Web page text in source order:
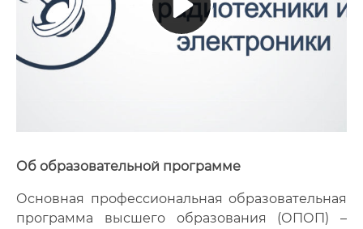
Об образовательной программе
Основная профессиональная образовательная
программа высшего образования (ОПОП) –